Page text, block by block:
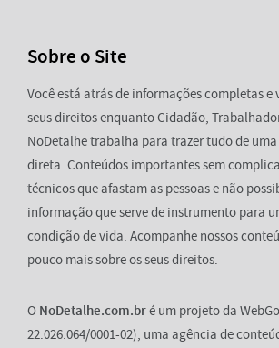
Sobre o Site
Você está atrás de informações completas e
seus direitos enquanto Cidadão,
NoDetalhe trabalha para trazer tudo de
direta. Conteúdos importantes sem
técnicos que afastam as pessoas e não
informação que serve de instrumento para
condição de vida. Acompanhe nossos
pouco mais sobre os seus direitos.
O NoDetalhe.com.bré um projeto da
22.026.064/0001-02), uma agência de